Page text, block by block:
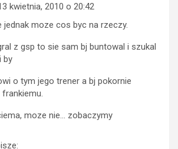
kwietnia, 2010 o 20:42
jednak moze cos byc na rzeczy.
z gsp to sie sam bj buntowal i szukal
by
o tym jego trener a bj pokornie
moze nie… zobaczymy